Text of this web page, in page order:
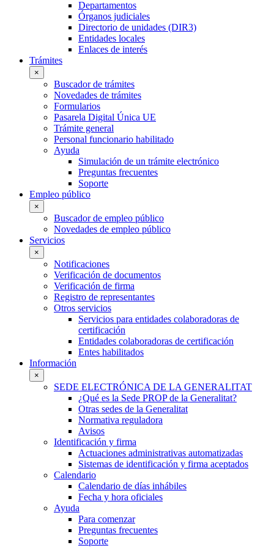
Departamentos
Órganos judiciales
Directorio de unidades (DIR3)
Entidades locales
Enlaces de interés
Trámites
×
Buscador de trámites
Novedades de trámites
Formularios
Pasarela Digital Única UE
Trámite general
Personal funcionario habilitado
Ayuda
Simulación de un trámite electrónico
Preguntas frecuentes
Soporte
Empleo público
×
Buscador de empleo público
Novedades de empleo público
Servicios
×
Notificaciones
Verificación de documentos
Verificación de firma
Registro de representantes
Otros servicios
Servicios para entidades colaboradoras de
certificación
Entidades colaboradoras de certificación
Entes habilitados
Información
×
SEDE ELECTRÓNICA DE LA GENERALITAT
¿Qué es la Sede PROP de la Generalitat?
Otras sedes de la Generalitat
Normativa reguladora
Avisos
Identificación y firma
Actuaciones administrativas automatizadas
Sistemas de identificación y firma aceptados
Calendario
Calendario de días inhábiles
Fecha y hora oficiales
Ayuda
Para comenzar
Preguntas frecuentes
Soporte